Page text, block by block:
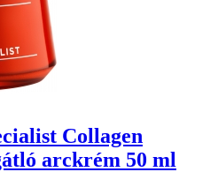
Collagen
arckrém 50 ml